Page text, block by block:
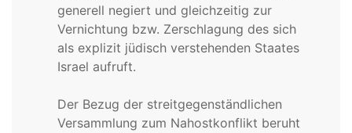
generell negiert und gleichzeitig zur
Vernichtung bzw. Zerschlagung des sich
als explizit jüdisch verstehenden Staates
Israel aufruft.
Der Bezug der streitgegenständlichen
Versammlung zum Nahostkonflikt beruht